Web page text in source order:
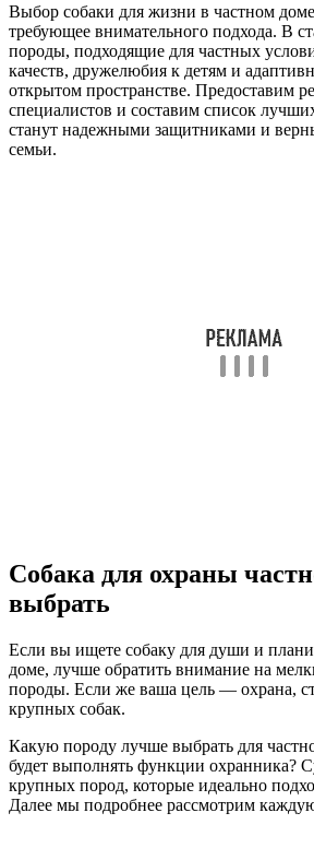
Выбор собаки для жизни в частном
требующее внимательного подхода. В
породы, подходящие для частных
качеств, дружелюбия к детям и
открытом пространстве. Предоставим
специалистов и составим список
станут надежными защитниками и
семьи.
Собака для охраны
выбрать
Если вы ищете собаку для души и
доме, лучше обратить внимание на
породы. Если же ваша цель — охрана,
крупных собак.
Какую породу лучше выбрать для
будет выполнять функции охранника?
крупных пород, которые идеально
Далее мы подробнее рассмотрим